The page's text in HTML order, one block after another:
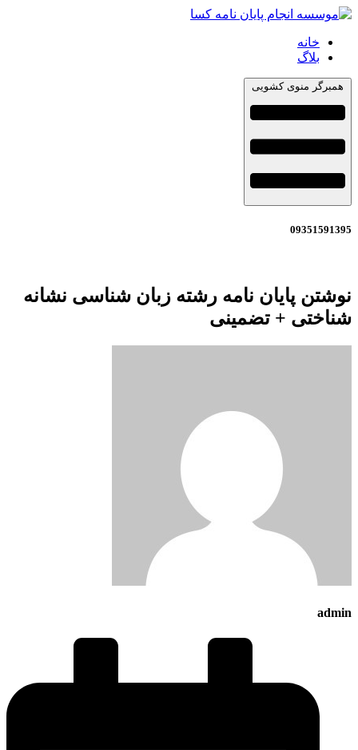
خانه
بلاگ
همبرگر منوی کشویی
09351591395
نوشتن پایان نامه رشته زبان شناسی نشانه
شناختی + تضمینی
admin